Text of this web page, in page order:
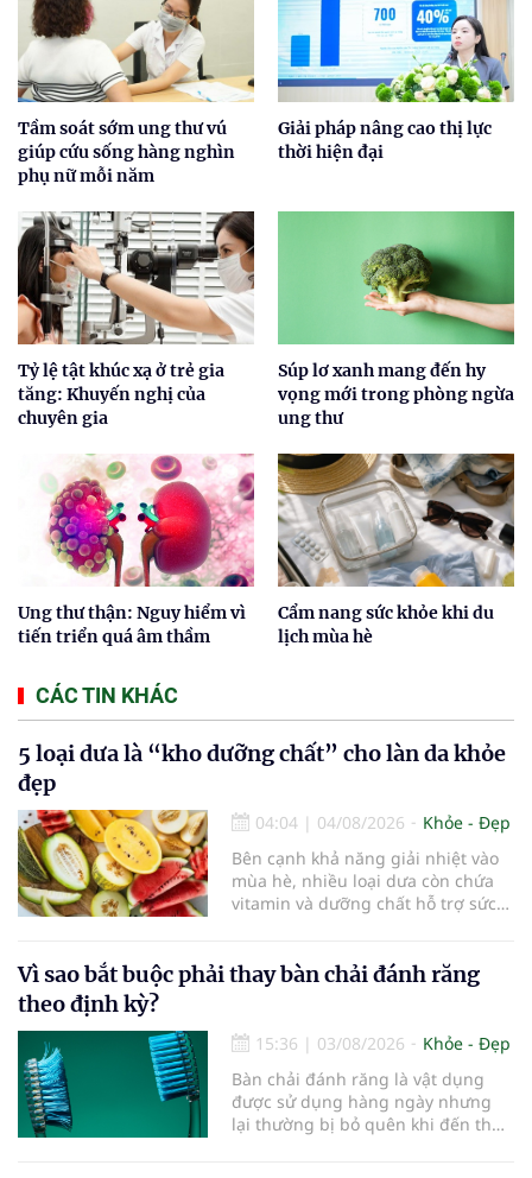
Tầm soát sớm ung thư vú
giúp cứu sống hàng nghìn
phụ nữ mỗi năm
Giải pháp nâng cao thị lực
thời hiện đại
Tỷ lệ tật khúc xạ ở trẻ gia
tăng: Khuyến nghị của
chuyên gia
Súp lơ xanh mang đến hy
vọng mới trong phòng ngừa
ung thư
Ung thư thận: Nguy hiểm vì
tiến triển quá âm thầm
Cẩm nang sức khỏe khi du
lịch mùa hè
CÁC TIN KHÁC
5 loại dưa là “kho dưỡng chất” cho làn da khỏe
đẹp
04:04 | 04/08/2026
Khỏe - Đẹp
Bên cạnh khả năng giải nhiệt vào
mùa hè, nhiều loại dưa còn chứa
vitamin và dưỡng chất hỗ trợ sức
Vì sao bắt buộc phải thay bàn chải đánh răng
theo định kỳ?
15:36 | 03/08/2026
Khỏe - Đẹp
Bàn chải đánh răng là vật dụng
được sử dụng hàng ngày nhưng
lại thường bị bỏ quên khi đến thời